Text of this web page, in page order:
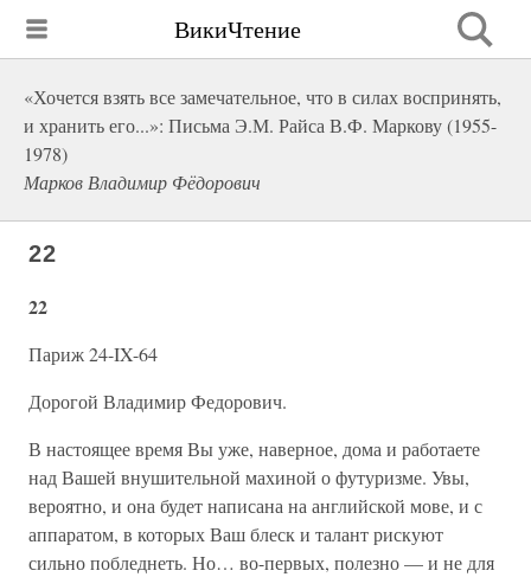
ВикиЧтение
«Хочется взять все замечательное, что в силах воспринять,
и хранить его...»: Письма Э.М. Райса В.Ф. Маркову (1955-
1978)
Марков Владимир Фёдорович
22
22
Париж 24-IX-64
Дорогой Владимир Федорович.
В настоящее время Вы уже, наверное, дома и работаете
над Вашей внушительной махиной о футуризме. Увы,
вероятно, и она будет написана на английской мове, и с
аппаратом, в которых Ваш блеск и талант рискуют
сильно побледнеть. Но… во-первых, полезно — и не для